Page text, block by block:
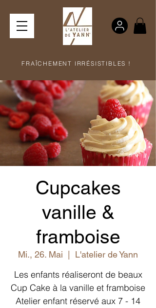
FRAÎCHEMENT IRRÉSISTIBLES !
Cupcakes
vanille &
framboise
Mi., 26. Mai L'atelier de Yann
Les enfants réaliseront de beaux
Cup Cake à la vanille et framboise
Atelier enfant réservé aux 7 - 14